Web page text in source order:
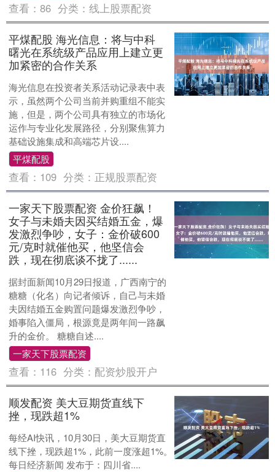
查看：86 分类：线上股票配资
平煤配股 海光信息：将与中科
曙光在系统级产品应用上建立更
加紧密的合作关系
海光信息在投资者关系活动记录表中表
示，虽然两个公司当前并购重组不能实
施，但是，两个公司具有独立的市场化
运作与专业化发展路径，分别聚焦算力
基础设施集成和高端芯片设....
平煤配股
查看： 109 分类： 正规股票配资
一家天下股票配资 金价狂飙！
女子与未婚夫因买结婚五金，爆
发激烈争吵，女子：金价破600
元/克时就催他买，他坚信会
跌，现在彻底谈不拢了......
据封面新闻10月29日报道，广西南宁的
糖糖（化名）向记者倾诉，自己与未婚
夫因结婚五金购置问题爆发激烈争吵，
婚事陷入僵局，根源竟是两年间一路飙
升的金价。 糖糖自述....
一家天下股票配资
查看： 116 分类： 配资炒股开户
顺发配资 美大豆期货直线下
挫，现跌超1%
每经AI快讯，10月30日，美大豆期货直
线下挫，现跌超1%，此前一度涨超1%。
每日经济新闻 发布于：四川省....